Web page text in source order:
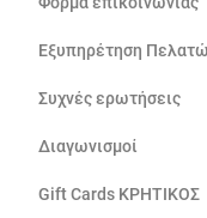
Εξυπηρέτηση
Συχνές ερωτήσεις
Διαγωνισμοί
Gift Cards ΚΡΗΤΙΚΟΣ